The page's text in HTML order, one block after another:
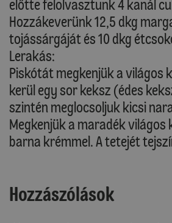
előtte felolvasztunk 4 kanál
Hozzákeverünk 12,5 dkg
tojássárgáját és 10 dkg
Lerakás:
Piskótát megkenjük a világos
kerül egy sor keksz (édes
szintén meglocsoljuk kicsi
Megkenjük a maradék világos
barna krémmel. A tetejét
Hozzászólások